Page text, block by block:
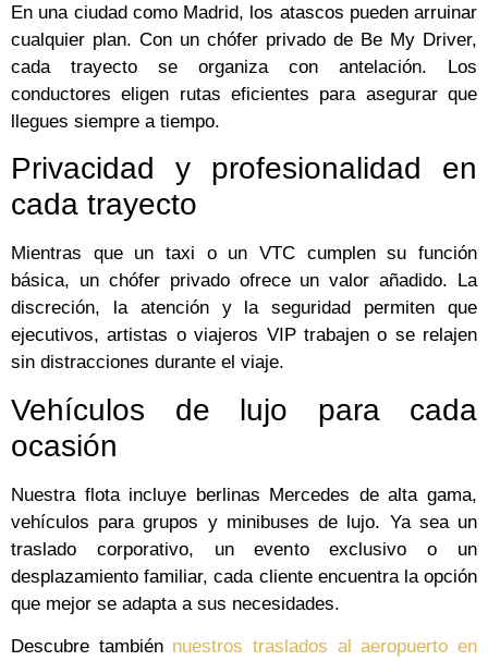
En una ciudad como Madrid, los atascos pueden arruinar
cualquier plan. Con un chófer privado de Be My Driver,
cada trayecto se organiza con antelación. Los
conductores eligen rutas eficientes para asegurar que
llegues siempre a tiempo.
Privacidad y profesionalidad en
cada trayecto
Mientras que un taxi o un VTC cumplen su función
básica, un chófer privado ofrece un valor añadido. La
discreción, la atención y la seguridad permiten que
ejecutivos, artistas o viajeros VIP trabajen o se relajen
sin distracciones durante el viaje.
Vehículos de lujo para cada
ocasión
Nuestra flota incluye berlinas Mercedes de alta gama,
vehículos para grupos y minibuses de lujo. Ya sea un
traslado corporativo, un evento exclusivo o un
desplazamiento familiar, cada cliente encuentra la opción
que mejor se adapta a sus necesidades.
Descubre también nuestros traslados al aeropuerto en